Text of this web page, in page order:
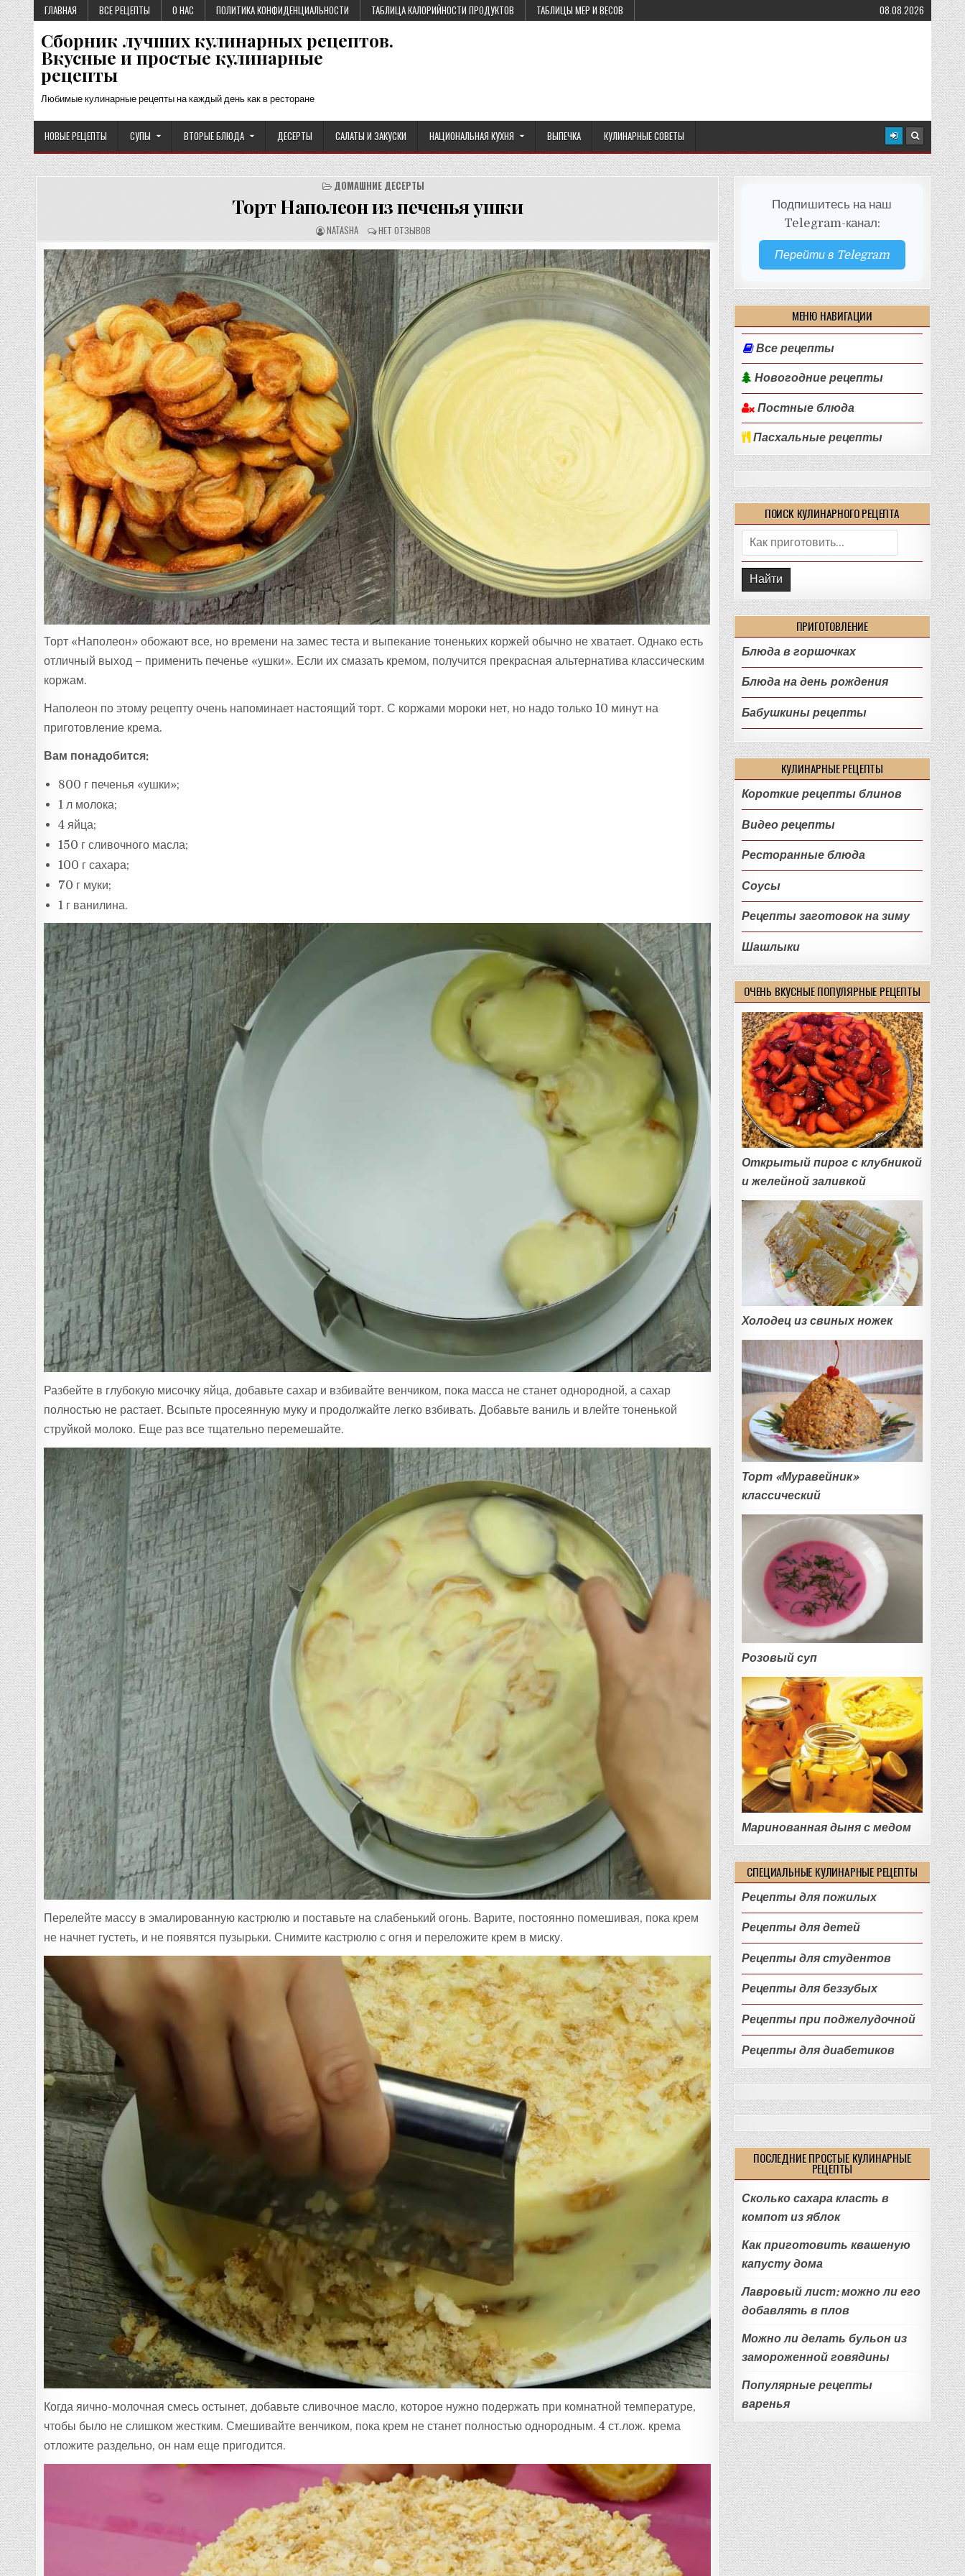
Перейти
к
содержимому
ГЛАВНАЯ ВСЕ РЕЦЕПТЫ О НАС ПОЛИТИКА КОНФИДЕНЦИАЛЬНОСТИ ТАБЛИЦА КАЛОРИЙНОСТИ ПРОДУКТОВ ТАБЛИЦЫ МЕР И ВЕСОВ 08.08.2026
Сборник лучших кулинарных рецептов.
Вкусные и простые кулинарные
рецепты
Любимые кулинарные рецепты на каждый день как в ресторане
НОВЫЕ РЕЦЕПТЫ СУПЫ ВТОРЫЕ БЛЮДА ДЕСЕРТЫ САЛАТЫ И ЗАКУСКИ НАЦИОНАЛЬНАЯ КУХНЯ ВЫПЕЧКА КУЛИНАРНЫЕ СОВЕТЫ
ДОМАШНИЕ ДЕСЕРТЫ
Торт Наполеон из печенья ушки
А
В
Т
О
Р
Р
Е
Ц
Е
П
Т
А
:
NATASHA О
Т
З
Ы
В
Ы
:
НЕТ ОТЗЫВОВ
Торт «Наполеон» обожают все, но времени на замес теста и выпекание тоненьких коржей обычно не хватает. Однако есть
отличный выход – применить печенье «ушки». Если их смазать кремом, получится прекрасная альтернатива классическим
коржам.
Наполеон по этому рецепту очень напоминает настоящий торт. С коржами мороки нет, но надо только 10 минут на
приготовление крема.
Вам понадобится:
800 г печенья «ушки»;
1 л молока;
4 яйца;
150 г сливочного масла;
100 г сахара;
70 г муки;
1 г ванилина.
Разбейте в глубокую мисочку яйца, добавьте сахар и взбивайте венчиком, пока масса не станет однородной, а сахар
полностью не растает. Всыпьте просеянную муку и продолжайте легко взбивать. Добавьте ваниль и влейте тоненькой
струйкой молоко. Еще раз все тщательно перемешайте.
Перелейте массу в эмалированную кастрюлю и поставьте на слабенький огонь. Варите, постоянно помешивая, пока крем
не начнет густеть, и не появятся пузырьки. Снимите кастрюлю с огня и переложите крем в миску.
Когда яично-молочная смесь остынет, добавьте сливочное масло, которое нужно подержать при комнатной температуре,
чтобы было не слишком жестким. Смешивайте венчиком, пока крем не станет полностью однородным. 4 ст.лож. крема
отложите раздельно, он нам еще пригодится.
Подпишитесь на наш
Telegram-канал:
Перейти в Telegram
МЕНЮ НАВИГАЦИИ
Все рецепты
Новогодние рецепты
Постные блюда
Пасхальные рецепты
ПОИСК КУЛИНАРНОГО РЕЦЕПТА
Поиск:
ПРИГОТОВЛЕНИЕ
Блюда в горшочках
Блюда на день рождения
Бабушкины рецепты
КУЛИНАРНЫЕ РЕЦЕПТЫ
Короткие рецепты блинов
Видео рецепты
Ресторанные блюда
Соусы
Рецепты заготовок на зиму
Шашлыки
ОЧЕНЬ ВКУСНЫЕ ПОПУЛЯРНЫЕ РЕЦЕПТЫ
Открытый пирог с клубникой
и желейной заливкой
Холодец из свиных ножек
Торт «Муравейник»
классический
Розовый суп
Маринованная дыня с медом
СПЕЦИАЛЬНЫЕ КУЛИНАРНЫЕ РЕЦЕПТЫ
Рецепты для пожилых
Рецепты для детей
Рецепты для студентов
Рецепты для беззубых
Рецепты при поджелудочной
Рецепты для диабетиков
ПОСЛЕДНИЕ ПРОСТЫЕ КУЛИНАРНЫЕ
РЕЦЕПТЫ
Сколько сахара класть в
компот из яблок
Как приготовить квашеную
капусту дома
Лавровый лист: можно ли его
добавлять в плов
Можно ли делать бульон из
замороженной говядины
Популярные рецепты
варенья